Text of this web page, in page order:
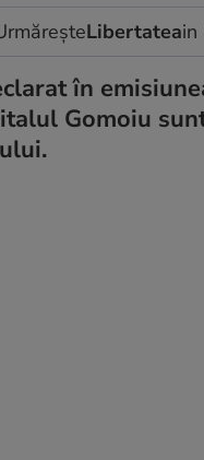
Libertateain
în
Gomoiu